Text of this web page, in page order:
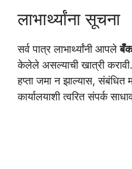
लाभार्थ्यांना सूचना
सर्व पात्र लाभार्थ्यांनी आपले
केलेले असल्याची खात्री
हप्ता जमा न झाल्यास, संबंधित
कार्यालयाशी त्वरित संपर्क